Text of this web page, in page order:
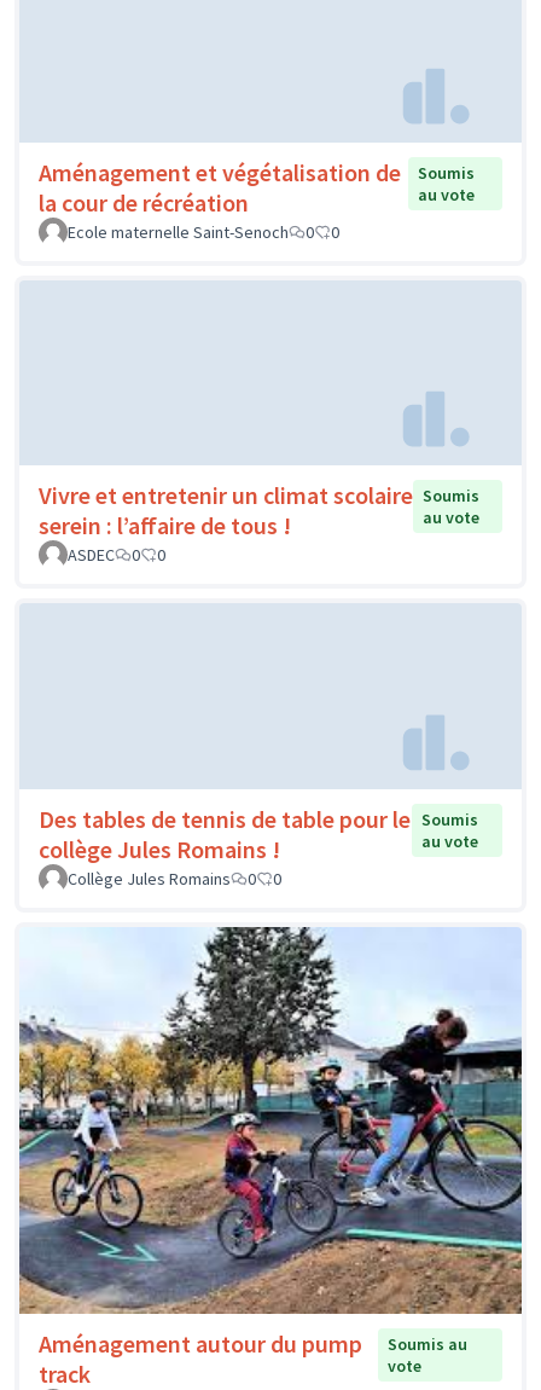
Aménagement et végétalisation de
la cour de récréation
Soumis
au vote
Ecole maternelle Saint-Senoch
0 0
Vivre et entretenir un climat scolaire
serein : l’affaire de tous !
Soumis
au vote
ASDEC
0 0
Des tables de tennis de table pour le
collège Jules Romains !
Soumis
au vote
Collège Jules Romains
0 0
Aménagement autour du pump
track
Soumis au
vote